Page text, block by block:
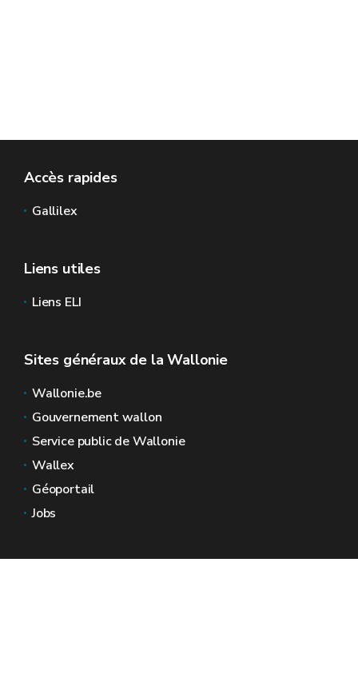
Accès rapides
Gallilex
Liens utiles
Liens ELI
Sites généraux de la Wallonie
Wallonie.be
Gouvernement wallon
Service public de Wallonie
Wallex
Géoportail
Jobs